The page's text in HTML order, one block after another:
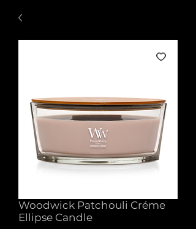
Woodwick Patchouli Créme
Ellipse Candle